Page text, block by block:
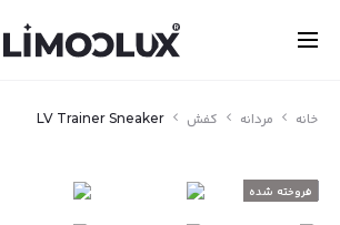
بستن
خانه مردانه کفش LV Trainer Sneaker
فروخته شده